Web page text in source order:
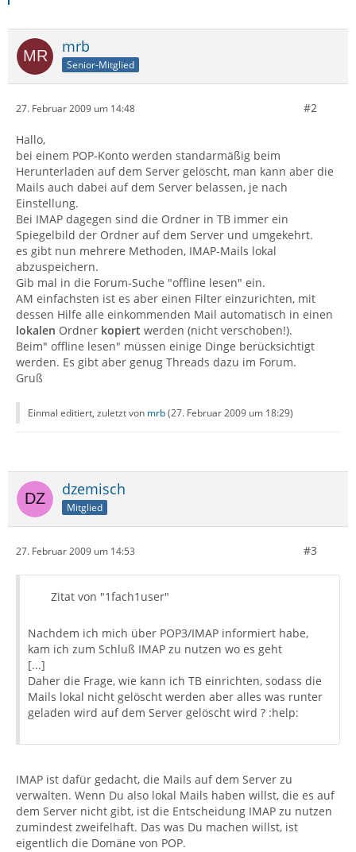
mrb
Senior-Mitglied
27. Februar 2009 um 14:48 #2
Hallo,
bei einem POP-Konto werden standarmäßig beim
Herunterladen auf dem Server gelöscht, man kann aber die
Mails auch dabei auf dem Server belassen, je nach
Einstellung.
Bei IMAP dagegen sind die Ordner in TB immer ein
Spiegelbild der Ordner auf dem Server und umgekehrt.
es gibt nun mehrere Methoden, IMAP-Mails lokal
abzuspeichern.
Gib mal in die Forum-Suche "offline lesen" ein.
AM einfachsten ist es aber einen Filter einzurichten, mit
dessen Hilfe alle einkommenden Mail automatisch in einen
lokalen Ordner kopiert werden (nicht verschoben!).
Beim" offline lesen" müssen einige Dinge berücksichtigt
werden. Es gibt aber genug Threads dazu im Forum.
Gruß
Einmal editiert, zuletzt von mrb(27. Februar 2009 um 18:29)
dzemisch
Mitglied
27. Februar 2009 um 14:53 #3
Zitat von "1fach1user"
Nachdem ich mich über POP3/IMAP informiert habe,
kam ich zum Schluß IMAP zu nutzen wo es geht
[...]
Daher die Frage, wie kann ich TB einrichten, sodass die
Mails lokal nicht gelöscht werden aber alles was runter
geladen wird auf dem Server gelöscht wird ? :help:
IMAP ist dafür gedacht, die Mails auf dem Server zu
verwalten. Wenn Du also lokal Mails haben willst, die es auf
dem Server nicht gibt, ist die Entscheidung IMAP zu nutzen
zumindest zweifelhaft. Das was Du machen willst, ist
eigentlich die Domäne von POP.